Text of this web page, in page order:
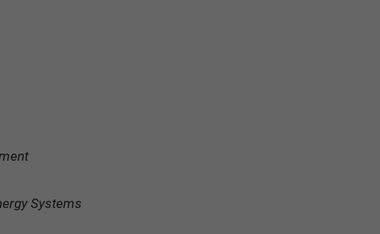
Systems